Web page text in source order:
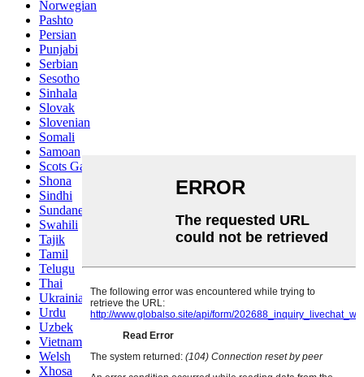
Norwegian
Pashto
Persian
Punjabi
Serbian
Sesotho
Sinhala
Slovak
Slovenian
Somali
Samoan
Scots Gaelic
Shona
Sindhi
Sundanese
Swahili
Tajik
Tamil
Telugu
Thai
Ukrainian
Urdu
Uzbek
Vietnamese
Welsh
Xhosa